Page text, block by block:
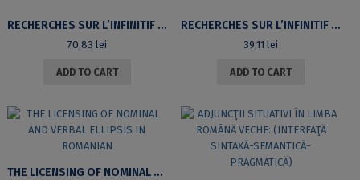
RECHERCHES SUR L’INFINITIF ET LA PROPOSITION INFINITIVE EN GREC HOMÉRIQUE, VOL II, ANNEXES
70,83 lei
ADD TO CART
RECHERCHES SUR L’INFINITIF ET LA PROPOSITION INFINITIVE EN GREC HOMÉRIQUE, VOL I
39,11lei
ADD TO CART
THE LICENSING OF NOMINAL AND VERBAL ELLIPSIS IN ROMANIAN